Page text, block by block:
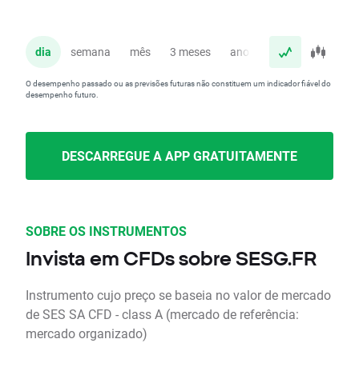
dia semana mês 3 meses ano
O desempenho passado ou as previsões futuras não constituem um indicador fiável do
desempenho futuro.
DESCARREGUE A APP GRATUITAMENTE
SOBRE OS INSTRUMENTOS
Invista em CFDs sobre SESG.FR
Instrumento cujo preço se baseia no valor de mercado
de SES SA CFD - class A (mercado de referência:
mercado organizado)